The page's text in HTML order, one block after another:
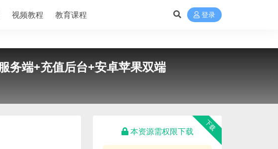
视频教程 教育课程 登录
务端+充值后台+安卓苹果双端
下载
本资源需权限下载